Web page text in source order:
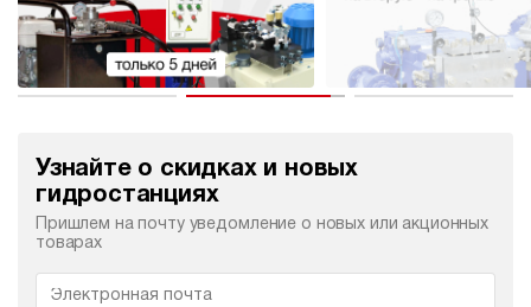
Узнайте о скидках и новых
гидростанциях
Пришлем на почту уведомление о новых или акционных
товарах